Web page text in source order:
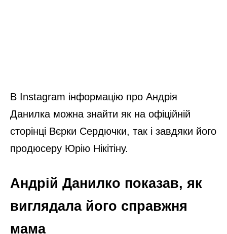
В Instagram інформацію про Андрія
Данилка можна знайти як на офіційній
сторінці Вєрки Сердючки, так і завдяки його
продюсеру Юрію Нікітіну.
Андрій Данилко показав, як
виглядала його справжня
мама